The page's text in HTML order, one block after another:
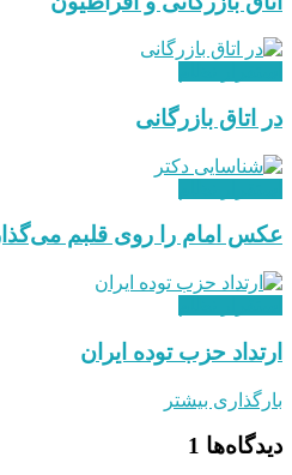
در اتاق بازرگانی
عکس امام را روی قلبم
ارتداد حزب توده ایران
بارگذاری بیشتر
دیدگاه‌ها 1